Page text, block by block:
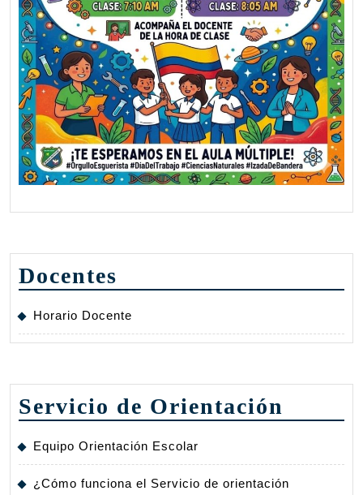
Docentes
Horario Docente
Servicio de Orientación
Equipo Orientación Escolar
¿Cómo funciona el Servicio de orientación